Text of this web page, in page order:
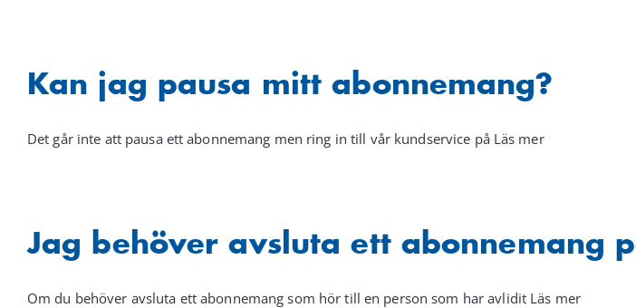
Kan jag pausa mitt abonnemang?
Det går inte att pausa ett abonnemang men ring in till vår kundservice på Läs mer
Jag behöver avsluta ett abonnemang
Om du behöver avsluta ett abonnemang som hör till en person som har avlidit Läs mer